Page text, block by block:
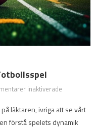
inaktiveradeför
Så
tolkar
läktaren, ivriga att se vårt
förstå spelets dynamik